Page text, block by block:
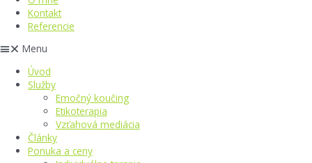
Kontakt
Referencie
Menu
Úvod
Služby
Emočný koučing
Etikoterapia
Vzťahová mediácia
Články
Ponuka a ceny